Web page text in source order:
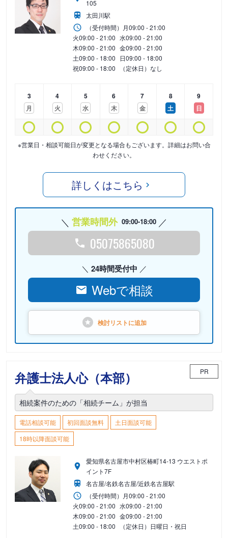
105
太田川駅
（受付時間） 月09:00 - 21:00
火09:00 - 21:00 水09:00 - 21:00
木09:00 - 21:00 金09:00 - 21:00
土09:00 - 18:00 日09:00 - 18:00
祝09:00 - 18:00 （定休日）なし
3
月
4
火
5
水
6
木
7
金
8
土
9
日
※営業日・相談可能日が変更となる場合もございます。詳細はお問い合
わせください。
詳しくはこちら
営業時間外 09:00-18:00
05075865080
24時間受付中
Webで相談
検討リストに追加
弁護士法人心（本部） PR
相続案件のための「相続チーム」が担当
電話相談可能 初回面談無料
土日面談可能
18時以降面談可能
愛知県名古屋市中村区椿町14-13 ウエストポ
イント7F
名古屋/名鉄名古屋/近鉄名古屋駅
（受付時間） 月09:00 - 21:00
火09:00 - 21:00 水09:00 - 21:00
木09:00 - 21:00 金09:00 - 21:00
土09:00 - 18:00 （定休日）日曜日・祝日